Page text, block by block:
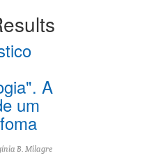
A
um
B. Milagre